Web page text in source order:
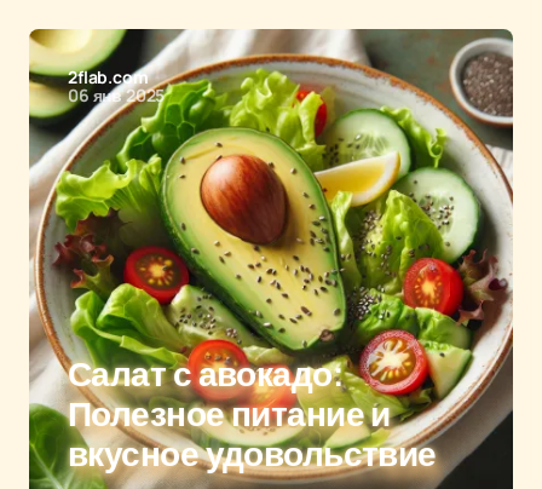
2flab.com
06 янв 2025
Салат с авокадо:
Полезное питание и
вкусное удовольствие